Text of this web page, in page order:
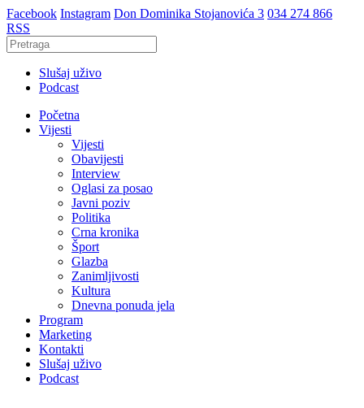
Facebook Instagram Don Dominika Stojanovića 3 034 274 866
RSS
Slušaj uživo
Podcast
Početna
Vijesti
Vijesti
Obavijesti
Interview
Oglasi za posao
Javni poziv
Politika
Crna kronika
Šport
Glazba
Zanimljivosti
Kultura
Dnevna ponuda jela
Program
Marketing
Kontakti
Slušaj uživo
Podcast